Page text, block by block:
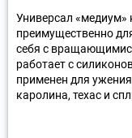
Универсал «медиум»
преимущественно
себя с
работает с
применен для
каролина, техас и